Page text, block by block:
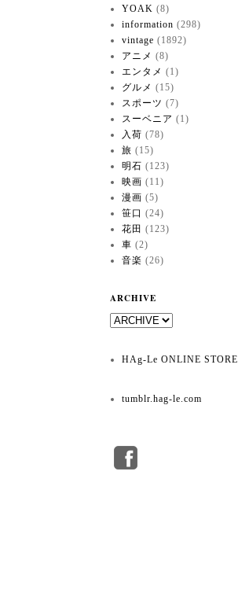
YOAK (8)
information (298)
vintage (1892)
アニメ (8)
エンタメ (1)
グルメ (15)
スポーツ (7)
スーベニア (1)
入荷 (78)
旅 (15)
明石 (123)
映画 (11)
漫画 (5)
笹口 (24)
花田 (123)
車 (2)
音楽 (26)
ARCHIVE
HAg-Le ONLINE STORE
tumblr.hag-le.com